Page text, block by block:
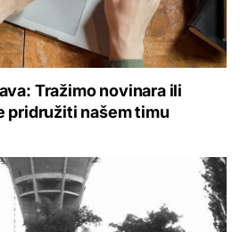
Tražimo novinara ili
pridružiti našem timu